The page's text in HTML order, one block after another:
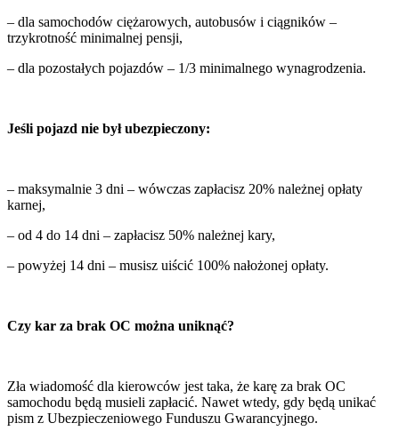
– dla samochodów ciężarowych, autobusów i ciągników –
trzykrotność minimalnej pensji,
– dla pozostałych pojazdów – 1/3 minimalnego wynagrodzenia.
Jeśli pojazd nie był ubezpieczony:
– maksymalnie 3 dni – wówczas zapłacisz 20% należnej opłaty
karnej,
– od 4 do 14 dni – zapłacisz 50% należnej kary,
– powyżej 14 dni – musisz uiścić 100% nałożonej opłaty.
Czy kar za brak OC można uniknąć?
Zła wiadomość dla kierowców jest taka, że karę za brak OC
samochodu będą musieli zapłacić. Nawet wtedy, gdy będą unikać
pism z Ubezpieczeniowego Funduszu Gwarancyjnego.